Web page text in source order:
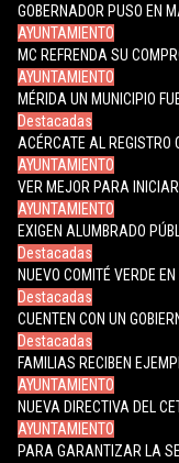
GOBERNADOR PUSO EN
AYUNTAMIENTO
MC REFRENDA SU
AYUNTAMIENTO
MÉRIDA UN MUNICIPIO
Destacadas
ACÉRCATE AL REGISTRO
AYUNTAMIENTO
VER MEJOR PARA
AYUNTAMIENTO
EXIGEN ALUMBRADO
Destacadas
NUEVO COMITÉ VERDE
Destacadas
CUENTEN CON UN
Destacadas
FAMILIAS RECIBEN
AYUNTAMIENTO
NUEVA DIRECTIVA DEL
AYUNTAMIENTO
PARA GARANTIZAR LA